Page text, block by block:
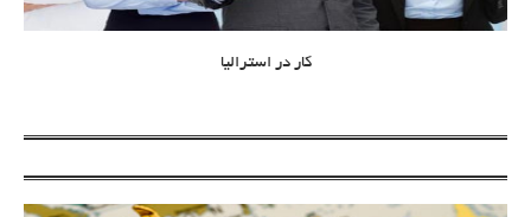
کار در استرالیا